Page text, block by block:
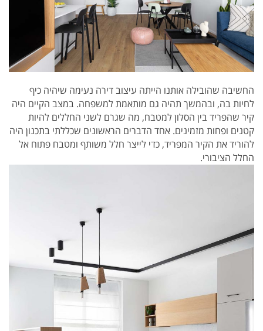
החשיבה שהובילה אותנו הייתה עיצוב דירה נעימה שיהיה כיף
לחיות בה, ובהמשך תהיה גם מותאמת למשפחה. במצב הקיים היה
קיר שהפריד בין הסלון למטבח, מה שגרם לשני החללים להיות
קטנים ופחות מזמינים. אחד הדברים הראשונים שכללתי בתכנון היה
להוריד את הקיר המפריד, כדי לייצר חלל משותף ומטבח פתוח אל
החלל הציבורי.